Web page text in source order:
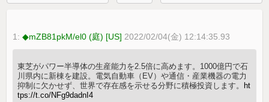
1:◆mZB81pkM/el0 (庭) [US] 2022/02/04(金) 12:14:35.93
東芝がパワー半導体の生産能力を2.5倍に高めます。1000億円で石
川県内に新棟を建設。電気自動車（EV）や通信・産業機器の電力
抑制に欠かせず、世界で存在感を示せる分野に積極投資します。
ht
tps://t.co/NFg9dadnI4